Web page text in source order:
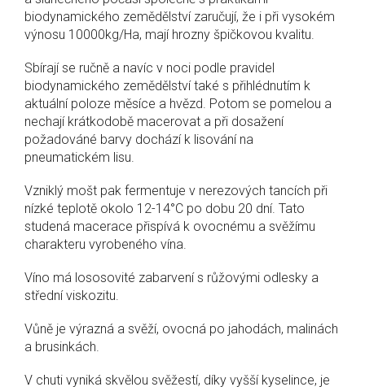
biodynamického zemědělství zaručují, že i při vysokém
výnosu 10000kg/Ha, mají hrozny špičkovou kvalitu.
Sbírají se ručně a navíc v noci podle pravidel
biodynamického zemědělství také s přihlédnutím k
aktuální poloze měsíce a hvězd. Potom se pomelou a
nechají krátkodobě macerovat a při dosažení
požadováné barvy dochází k lisování na
pneumatickém lisu.
Vzniklý mošt pak fermentuje v nerezových tancích při
nízké teplotě okolo 12-14°C po dobu 20 dní. Tato
studená macerace přispívá k ovocnému a svěžímu
charakteru vyrobeného vína.
Víno má lososovité zabarvení s růžovými odlesky a
střední viskozitu.
Vůně je výrazná a svěží, ovocná po jahodách, malinách
a brusinkách.
V chuti vyniká skvělou svěžestí, díky vyšší kyselince, je